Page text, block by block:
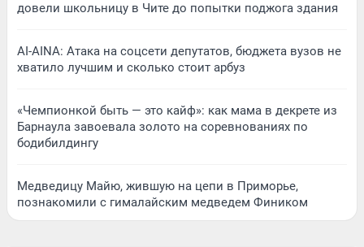
довели школьницу в Чите до попытки поджога здания
AI-AINA: Атака на соцсети депутатов, бюджета вузов не
хватило лучшим и сколько стоит арбуз
«Чемпионкой быть — это кайф»: как мама в декрете из
Барнаула завоевала золото на соревнованиях по
бодибилдингу
Медведицу Майю, жившую на цепи в Приморье,
познакомили с гималайским медведем Фиником